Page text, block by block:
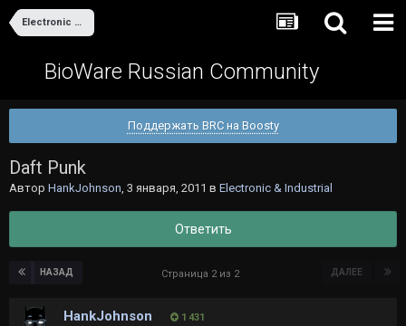
Electronic & Industrial
BioWare Russian Community
Поддержать BRC на Boosty
Daft Punk
Автор HankJohnson, 3 января, 2011 в Electronic & Industrial
Ответить
НАЗАД ДАЛЕЕ
Страница 2 из 2
HankJohnson 1 431